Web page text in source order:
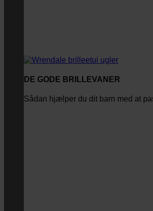
DE GODE BRILLEVANER
Sådan hjælper du dit barn med at